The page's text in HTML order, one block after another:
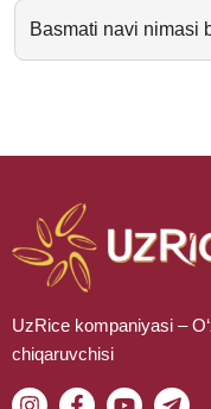
Basmati navi nimasi
UzRice kompaniyasi –
chiqaruvchisi